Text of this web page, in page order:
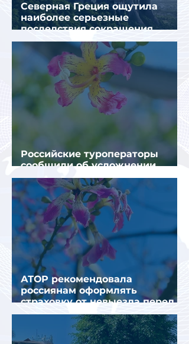
Северная Греция ощутила
наиболее серьезные
последствия сокращения
турпотока из России
Российские туроператоры
сообщили об усложнении
получения виз в Грецию
АТОР рекомендовала
россиянам оформлять
страховку от невыезда перед
поездкой в Грецию